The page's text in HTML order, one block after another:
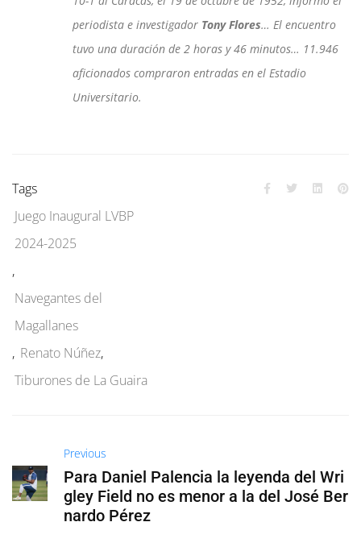
periodista e investigador Tony Flores… El encuentro
tuvo una duración de 2 horas y 46 minutos… 11.946
aficionados compraron entradas en el Estadio
Universitario.
Tags
Juego Inaugural LVBP
2024-2025
,
Navegantes del
Magallanes
, Renato Núñez,
Tiburones de La Guaira
Previous
Para Daniel Palencia la leyenda del Wri
gley Field no es menor a la del José Ber
nardo Pérez